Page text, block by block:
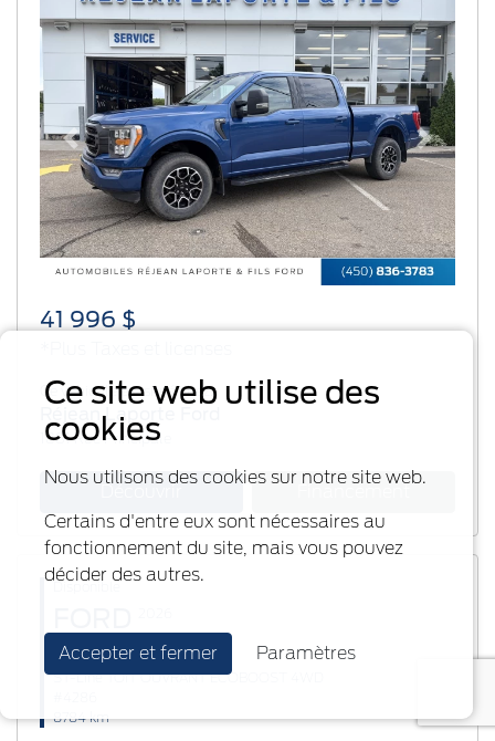
Previous Next
41 996 $
Ce véhicule est situé chez:
Réjean Laporte Ford
1881 Rue Principale
Explorer
ST-Line TOIT OUVRANT ECOBOOST 4WD
8784 km
Ce site web utilise des
cookies
Nous utilisons des cookies sur notre site web.
Certains d'entre eux sont nécessaires au
fonctionnement du site, mais vous pouvez
décider des autres.
Accepter et fermer Paramètres